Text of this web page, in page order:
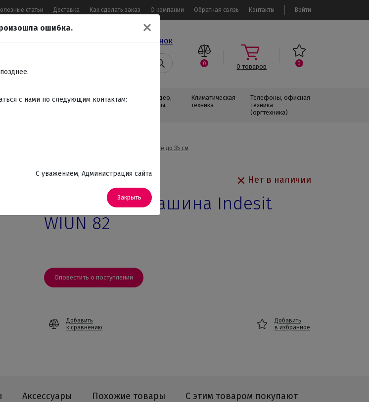
Войти
статьи Доставка Как сделать заказ О компании Обратная связь Контакты
Заказать звонок
0 0 товаров 0
Мелко
Красота,
Аудио, Видео,
Телевизоры,
Климатическая
техника
Телефоны, офисная
техника
(оргтехника)
cтиральные машины Стиральные машины супер узкие до 35 см
Артикул: WIUN 82 Нет в наличии
Стиральная машина Indesit
WIUN 82
Оповестить о поступлении
Добавить
к сравнению
Добавить
в избранное
Аксессуары Похожие товары С этим товаром покупают
✕
ошибка.
с нами по следующим контактам:
C уважением, Администрация сайта
Закрыть